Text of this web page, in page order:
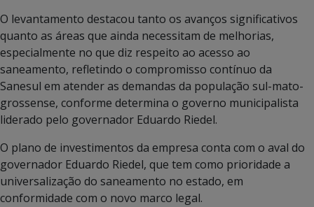
O levantamento destacou tanto os avanços significativos
quanto as áreas que ainda necessitam de melhorias,
especialmente no que diz respeito ao acesso ao
saneamento, refletindo o compromisso contínuo da
Sanesul em atender as demandas da população sul-mato-
grossense, conforme determina o governo municipalista
liderado pelo governador Eduardo Riedel.
O plano de investimentos da empresa conta com o aval do
governador Eduardo Riedel, que tem como prioridade a
universalização do saneamento no estado, em
conformidade com o novo marco legal.